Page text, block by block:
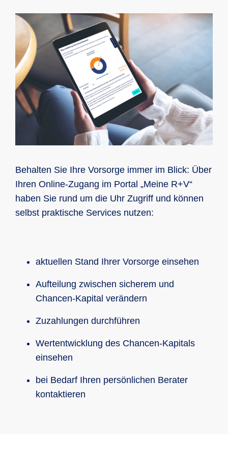
Behalten Sie Ihre Vorsorge immer im Blick: Über
Ihren Online-Zugang im Portal „Meine R+V“
haben Sie rund um die Uhr Zugriff und können
selbst praktische Services nutzen:
aktuellen Stand Ihrer Vorsorge einsehen
Aufteilung zwischen sicherem und
Chancen-Kapital verändern
Zuzahlungen durchführen
Wertentwicklung des Chancen-Kapitals
einsehen
bei Bedarf Ihren persönlichen Berater
kontaktieren